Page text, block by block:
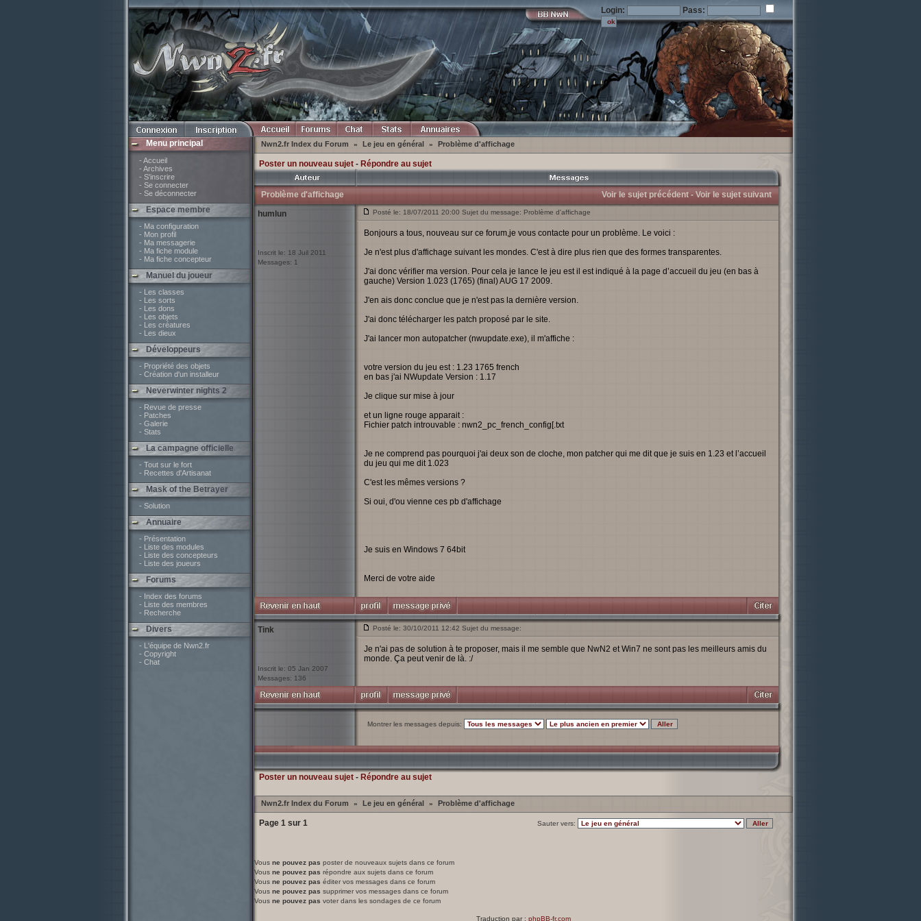
Login: Pass:
Menu principal
- Accueil
- Archives
- S'inscrire
- Se connecter
- Se déconnecter
Espace membre
- Ma configuration
- Mon profil
- Ma messagerie
- Ma fiche module
- Ma fiche concepteur
Manuel du joueur
- Les classes
- Les sorts
- Les dons
- Les objets
- Les créatures
- Les dieux
Développeurs
- Propriété des objets
- Création d'un installeur
Neverwinter nights 2
- Revue de presse
- Patches
- Galerie
- Stats
La campagne officielle
- Tout sur le fort
- Recettes d'Artisanat
Mask of the Betrayer
- Solution
Annuaire
- Présentation
- Liste des modules
- Liste des concepteurs
- Liste des joueurs
Forums
- Index des forums
- Liste des membres
- Recherche
Divers
- L'équipe de Nwn2.fr
- Copyright
- Chat
Nwn2.fr Index du Forum » Le jeu en général » Problème d'affichage
Poster un nouveau sujet- Répondre au sujet
Problème d'affichage Voir le sujet précédent - Voir le sujet suivant
humlun
Inscrit le: 18 Juil 2011
Messages: 1
Posté le: 18/07/2011 20:00 Sujet du message: Problème d'affichage
Bonjours a tous, nouveau sur ce forum,je vous contacte pour un problème. Le voici :
Je n'est plus d'affichage suivant les mondes. C'est à dire plus rien que des formes transparentes.
J'ai donc vérifier ma version. Pour cela je lance le jeu est il est indiqué à la page d’accueil du jeu (en bas à
gauche) Version 1.023 (1765) (final) AUG 17 2009.
J'en ais donc conclue que je n'est pas la dernière version.
J'ai donc télécharger les patch proposé par le site.
J'ai lancer mon autopatcher (nwupdate.exe), il m'affiche :
votre version du jeu est : 1.23 1765 french
en bas j'ai NWupdate Version : 1.17
Je clique sur mise à jour
et un ligne rouge apparait :
Fichier patch introuvable : nwn2_pc_french_config[.txt
Je ne comprend pas pourquoi j'ai deux son de cloche, mon patcher qui me dit que je suis en 1.23 et l’accueil
du jeu qui me dit 1.023
C'est les mêmes versions ?
Si oui, d'ou vienne ces pb d'affichage
Je suis en Windows 7 64bit
Merci de votre aide
Tink
Inscrit le: 05 Jan 2007
Messages: 136
Posté le: 30/10/2011 12:42 Sujet du message:
Je n'ai pas de solution à te proposer, mais il me semble que NwN2 et Win7 ne sont pas les meilleurs amis du
monde. Ça peut venir de là. :/
Montrer les messages depuis:
Poster un nouveau sujet- Répondre au sujet
Nwn2.fr Index du Forum » Le jeu en général » Problème d'affichage
Page 1sur 1 Sauter vers:
Vous ne pouvez pas poster de nouveaux sujets dans ce forum
Vous ne pouvez pas répondre aux sujets dans ce forum
Vous ne pouvez pas éditer vos messages dans ce forum
Vous ne pouvez pas supprimer vos messages dans ce forum
Vous ne pouvez pas voter dans les sondages de ce forum
Traduction par : phpBB-fr.com